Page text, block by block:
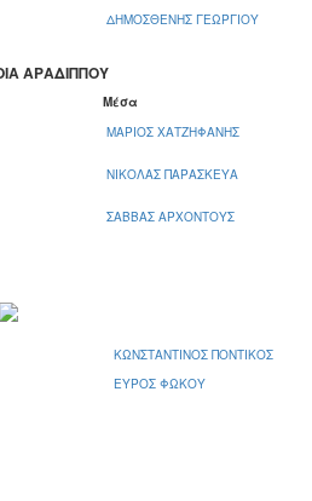
ΔΗΜΟΣΘΕΝΗΣ ΓΕΩΡΓΙΟΥ
ΑΡΑΔΙΠΠΟΥ
Μέσα
ΜΑΡΙΟΣ ΧΑΤΖΗΦΑΝΗΣ
ΝΙΚΟΛΑΣ ΠΑΡΑΣΚΕΥΑ
ΣΑΒΒΑΣ ΑΡΧΟΝΤΟΥΣ
ΚΩΝΣΤΑΝΤΙΝΟΣ ΠΟΝΤΙΚΟΣ
ΕΥΡΟΣ ΦΩΚΟΥ